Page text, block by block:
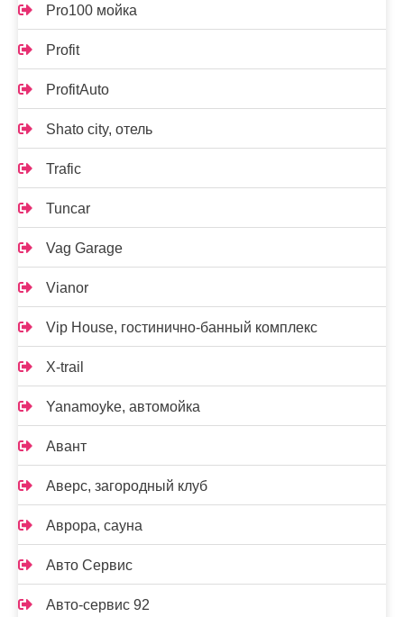
Pro100 мойка
Profit
ProfitAuto
Shato city, отель
Trafic
Tuncar
Vag Garage
Vianor
Vip House, гостинично-банный комплекс
X-trail
Yanamoyke, автомойка
Авант
Аверс, загородный клуб
Аврора, сауна
Авто Сервис
Авто-сервис 92